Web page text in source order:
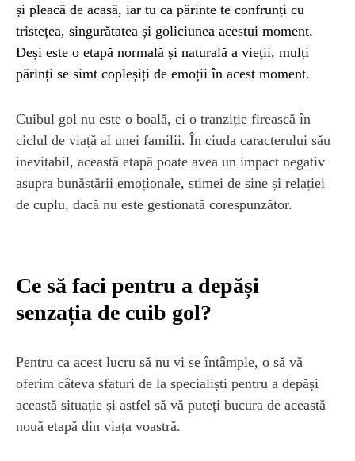
și pleacă de acasă, iar tu ca părinte te confrunți cu
tristețea, singurătatea și goliciunea acestui moment.
Deși este o etapă normală și naturală a vieții, mulți
părinți se simt copleșiți de emoții în acest moment.
Cuibul gol nu este o boală, ci o tranziție firească în
ciclul de viață al unei familii. În ciuda caracterului său
inevitabil, această etapă poate avea un impact negativ
asupra bunăstării emoționale, stimei de sine și relației
de cuplu, dacă nu este gestionată corespunzător.
Ce să faci pentru a depăși
senzația de cuib gol?
Pentru ca acest lucru să nu vi se întâmple, o să vă
oferim câteva sfaturi de la specialiști pentru a depăși
această situație și astfel să vă puteți bucura de această
nouă etapă din viața voastră.